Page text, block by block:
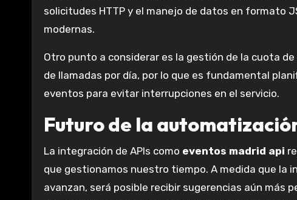
solicitudes HTTP y el manejo de datos en formato
modernas.
Otro punto a considerar es la gestión de la cuota
de llamadas por día, por lo que es fundamental
eventos para evitar interrupciones en el servicio.
Futuro de la
La integración de APIs como eventos madrid api
que gestionamos nuestro tiempo. A medida que la
avanzan, será posible recibir sugerencias aún más